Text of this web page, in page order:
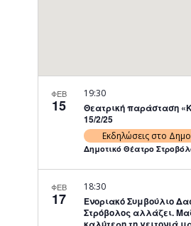
ΦΕΒ
15
Θεατρική παράσταση
15/2/25
19:30
Εκδηλώσεις στο
Δημοτικό Θέατρο
ΦΕΒ
17
Ενοριακό Συμβούλιο
Στρόβολος αλλάζει.
18:30